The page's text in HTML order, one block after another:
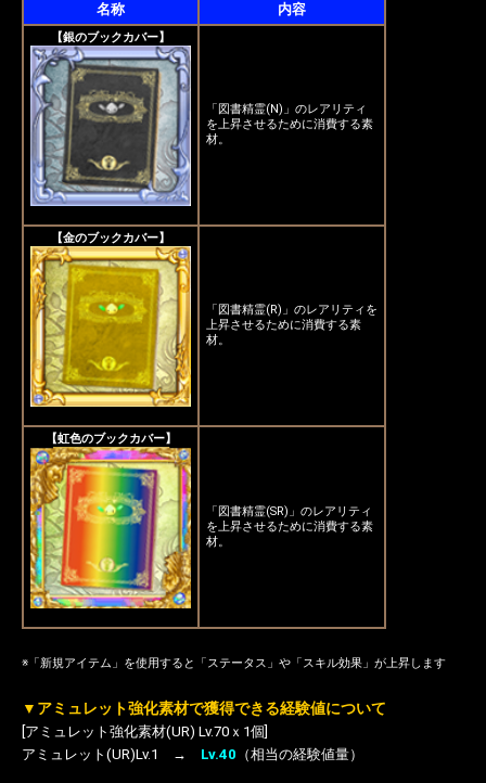
名称
内容
【銀のブックカバー】
「図書精霊(N)」のレアリティ
を上昇させるために消費する素
材。
【金のブックカバー】
「図書精霊(R)」のレアリティを
上昇させるために消費する素
材。
【虹色のブックカバー】
「図書精霊(SR)」のレアリティ
を上昇させるために消費する素
材。
※「新規アイテム」を使用すると「ステータス」や「スキル効果」が上昇します
▼アミュレット強化素材で獲得できる経験値について
[アミュレット強化素材(UR) Lv.70ｘ1個]
アミュレット(UR)Lv.1 → Lv.40 （相当の経験値量）